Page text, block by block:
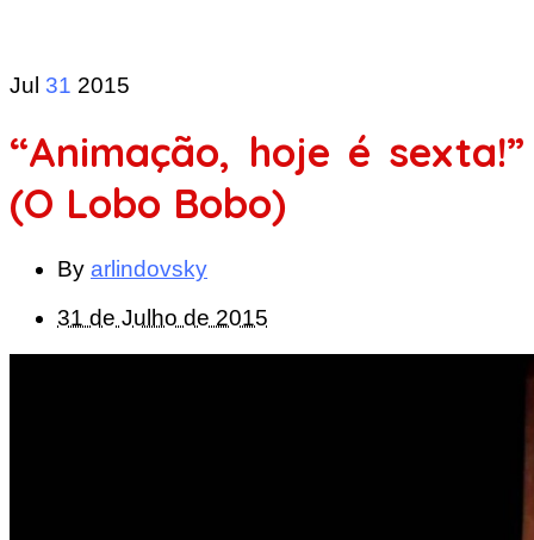
Jul 31 2015
“Animação, hoje é sexta!”
(O Lobo Bobo)
By arlindovsky
31 de Julho de 2015